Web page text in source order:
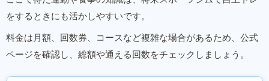
をするときにも活かしやすいです。
料金は月額、回数券、コースなど複雑な場合があるため、公式
ページを確認し、総額や通える回数をチェックしましょう。